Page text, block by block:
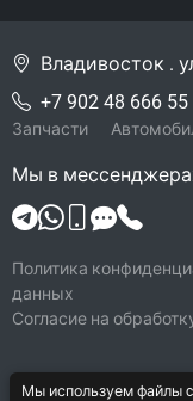
© 2026 Legacy-VL
Владивосток .
+7 902 48 666 55
Запчасти
Мы в
Политика
данных
Согласие на
Мы используем файлы